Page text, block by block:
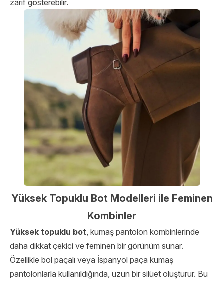
zarif gösterebilir.
Yüksek Topuklu Bot Modelleri ile Feminen
Kombinler
Yüksek topuklu bot, kumaş pantolon kombinlerinde
daha dikkat çekici ve feminen bir görünüm sunar.
Özellikle bol paçalı veya İspanyol paça kumaş
pantolonlarla kullanıldığında, uzun bir silüet oluşturur. Bu